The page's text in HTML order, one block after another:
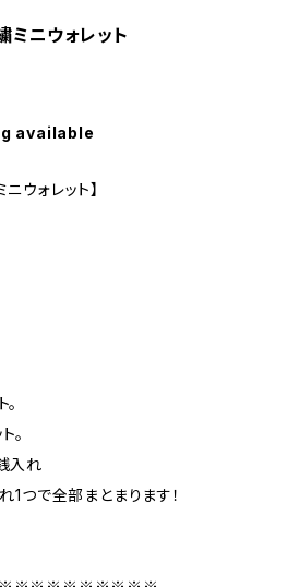
ミニウォレット
available
ウォレット】
。
入れ
1つで全部まとまります！